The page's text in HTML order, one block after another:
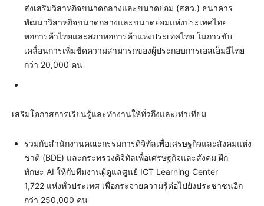
ส่งเสริมวิสาหกิจขนาดกลางและขนาดย่อม (สสว.) ธนาคาร
พัฒนาวิสาหกิจขนาดกลางและขนาดย่อมแห่งประเทศไทย
หอการค้าไทยและสภาหอการค้าแห่งประเทศไทย ในการขับ
เคลื่อนการเพิ่มขีดความสามารถของผู้ประกอบการเอสเอ็มอีไทย
กว่า 20,000 คน
เสริมโอกาสการเรียนรู้และทำงานให้ทั่วถึงและเท่าเทียม
ร่วมกับสำนักงานคณะกรรมการดิจิทัลเพื่อเศรษฐกิจและสังคมแห่ง
ชาติ (BDE) และกระทรวงดิจิทัลเพื่อเศรษฐกิจและสังคม ฝึก
ทักษะ AI ให้กับทีมงานผู้ดูแลศูนย์ ICT Learning Center
1,722 แห่งทั่วประเทศ เพื่อกระจายความรู้ต่อไปยังประชาชนอีก
กว่า 250,000 คน